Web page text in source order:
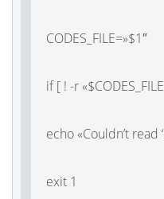
CODES_FILE=»$1″
if [ ! -r
echo «Couldn’t read
exit 1